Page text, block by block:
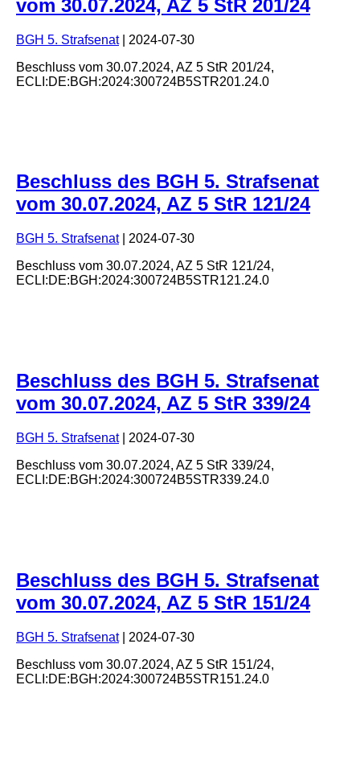
vom 30.07.2024, AZ 5 StR 201/24
BGH 5. Strafsenat
2024-07-30
Beschluss vom 30.07.2024, AZ 5 StR 201/24,
ECLI:DE:BGH:2024:300724B5STR201.24.0
Beschluss des BGH 5. Strafsenat
vom 30.07.2024, AZ 5 StR 121/24
BGH 5. Strafsenat
2024-07-30
Beschluss vom 30.07.2024, AZ 5 StR 121/24,
ECLI:DE:BGH:2024:300724B5STR121.24.0
Beschluss des BGH 5. Strafsenat
vom 30.07.2024, AZ 5 StR 339/24
BGH 5. Strafsenat
2024-07-30
Beschluss vom 30.07.2024, AZ 5 StR 339/24,
ECLI:DE:BGH:2024:300724B5STR339.24.0
Beschluss des BGH 5. Strafsenat
vom 30.07.2024, AZ 5 StR 151/24
BGH 5. Strafsenat
2024-07-30
Beschluss vom 30.07.2024, AZ 5 StR 151/24,
ECLI:DE:BGH:2024:300724B5STR151.24.0